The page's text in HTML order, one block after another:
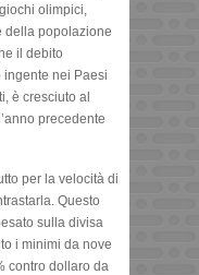
olimpici,
della popolazione
il debito
nei Paesi
è cresciuto al
precedente
per la velocità di
Questo
sulla divisa
i minimi da nove
contro dollaro da